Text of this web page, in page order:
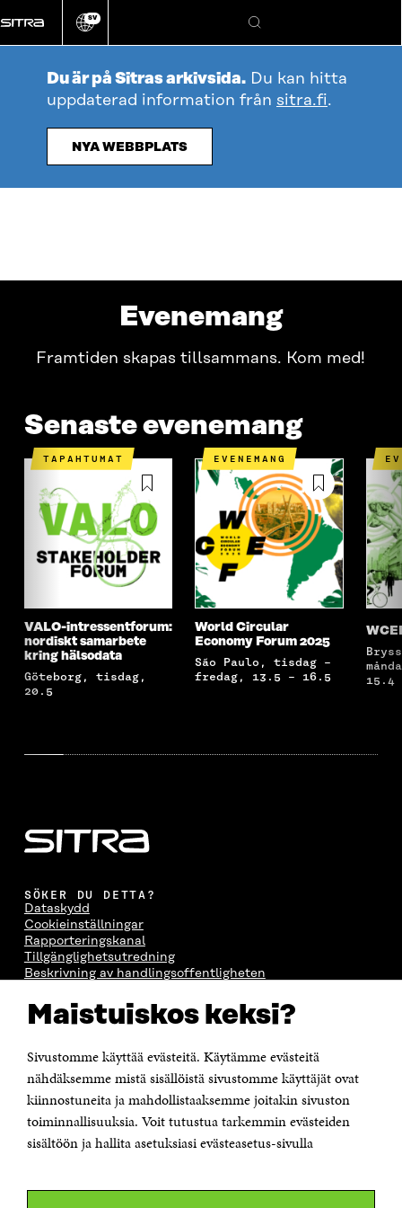
Maistuiskos keksi?
Sivustomme käyttää evästeitä. Käytämme evästeitä
nähdäksemme mistä sisällöistä sivustomme käyttäjät ovat
kiinnostuneita ja mahdollistaaksemme joitakin sivuston
toiminnallisuuksia. Voit tutustua tarkemmin evästeiden
sisältöön ja hallita asetuksiasi evästeasetus-sivulla
direkt
till
Ändra
språk
SV
Sök
Du är på Sitras arkivsida. Du kan hitta
uppdaterad information från sitra.fi.
NYA WEBBPLATS
Evenemang
Framtiden skapas tillsammans. Kom med!
Senaste evenemang
TAPAHTUMAT
VALO-intressentforum:
nordiskt samarbete
kring hälsodata
Göteborg, tisdag,
20.5
EVENEMANG
World Circular
Economy Forum 2025
São Paulo, tisdag –
fredag, 13.5 – 16.5
Brysseli, Belgia,
15.4
SÖKER DU DETTA?
Dataskydd
Cookieinställningar
Rapporteringskanal
Tillgänglighetsutredning
Beskrivning av handlingsoffentligheten
Jubileumsfonden för Finlands självständighet Sitra
Östersjögatan 11–13, PB 160,
00181 Helsingfors
Tfn +358 294 618 991
Personalens e-postadresser har formen:
fornamn.efternamn@sitra.fi